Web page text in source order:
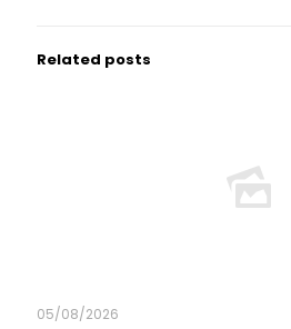
Related posts
05/08/2026